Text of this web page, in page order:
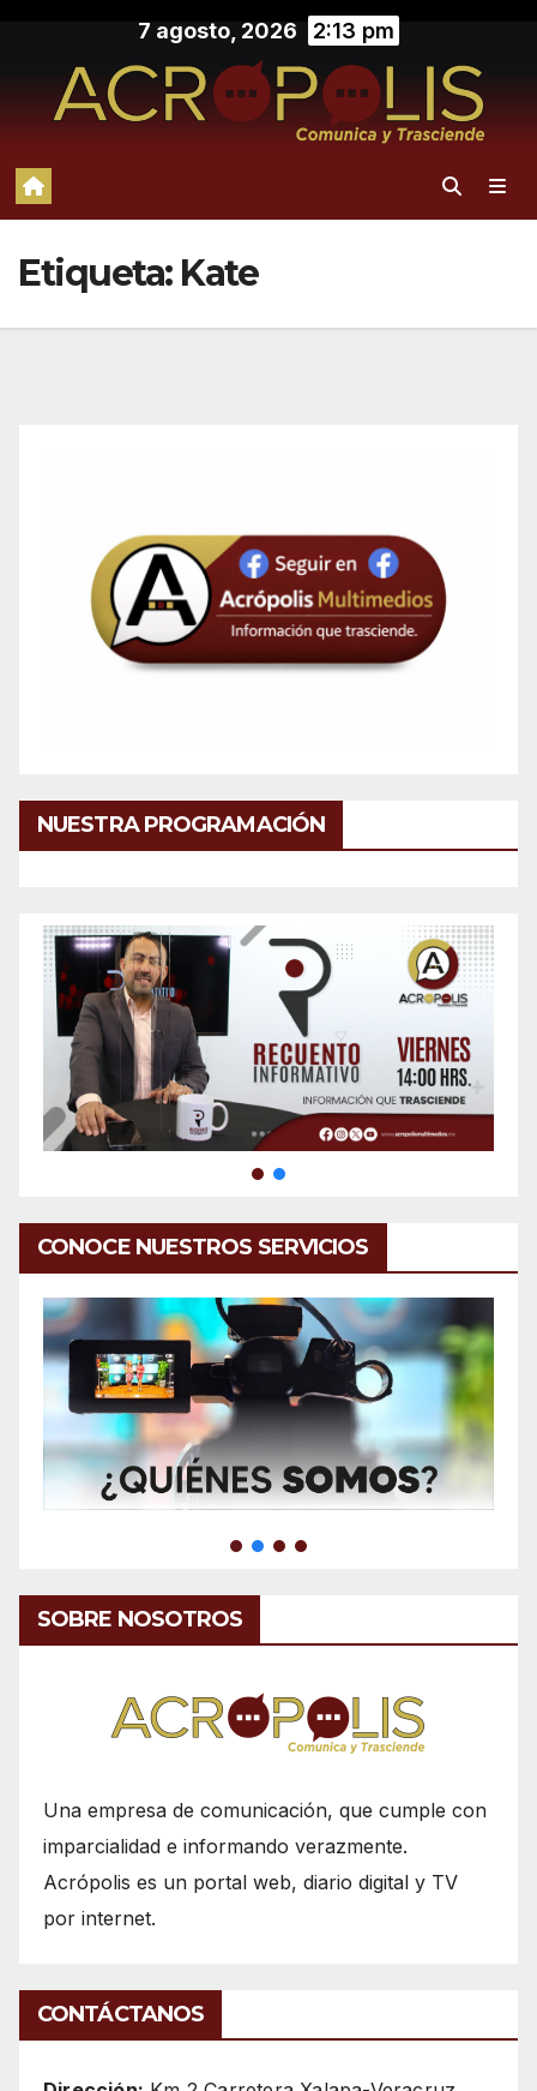
contenido
7 agosto, 2026 2:13 pm
Etiqueta: Kate
NUESTRA PROGRAMACIÓN
CONOCE NUESTROS SERVICIOS
SOBRE NOSOTROS
Una empresa de comunicación, que cumple con
imparcialidad e informando verazmente.
Acrópolis es un portal web, diario digital y TV
por internet.
CONTÁCTANOS